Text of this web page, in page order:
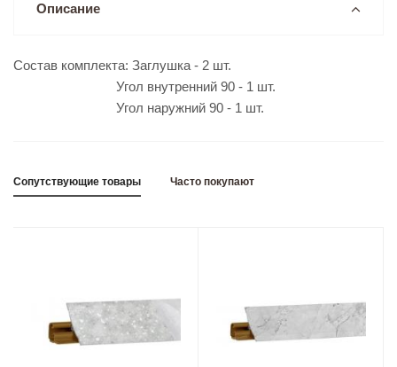
Описание
Состав комплекта: Заглушка - 2 шт.
Угол внутренний 90 - 1 шт.
Угол наружний 90 - 1 шт.
Сопутствующие товары Часто покупают